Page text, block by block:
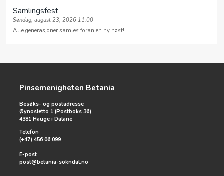
Samlingsfest
Søndag, august 23, 2026 11:00
Alle generasjoner samles foran en ny høst!
Pinsemenigheten Betania
Besøks- og postadresse
Øynosletto 1 (Postboks 36)
4381 Hauge i Dalane
Telefon
(+47) 456 06 099
E-post
post@betania-sokndal.no